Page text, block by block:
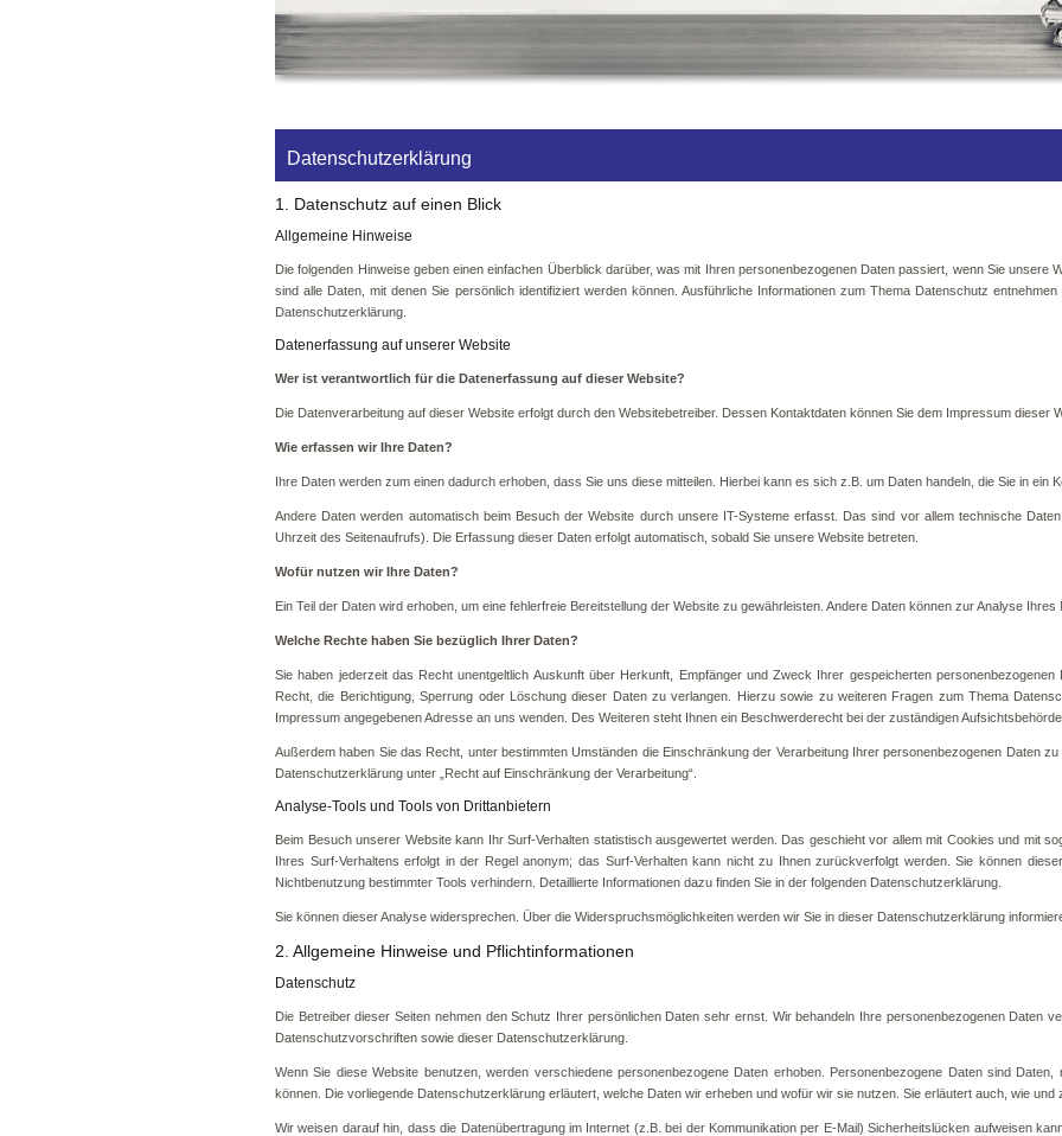
Datenschutzerklärung
1. Datenschutz auf einen Blick
Allgemeine Hinweise
Die folgenden Hinweise geben einen einfachen Überblick darüber, was mit Ihren personenbezogenen Daten passiert, wenn Sie unsere
sind alle Daten, mit denen Sie persönlich identifiziert werden können. Ausführliche Informationen zum Thema Datenschutz
Datenschutzerklärung.
Datenerfassung auf unserer Website
Wer ist verantwortlich für die Datenerfassung auf dieser Website?
Die Datenverarbeitung auf dieser Website erfolgt durch den Websitebetreiber. Dessen Kontaktdaten können Sie dem Impressum dieser
Wie erfassen wir Ihre Daten?
Ihre Daten werden zum einen dadurch erhoben, dass Sie uns diese mitteilen. Hierbei kann es sich z.B. um Daten handeln, die Sie in ein
Andere Daten werden automatisch beim Besuch der Website durch unsere IT-Systeme erfasst. Das sind vor allem technische
Uhrzeit des Seitenaufrufs). Die Erfassung dieser Daten erfolgt automatisch, sobald Sie unsere Website betreten.
Wofür nutzen wir Ihre Daten?
Ein Teil der Daten wird erhoben, um eine fehlerfreie Bereitstellung der Website zu gewährleisten. Andere Daten können zur Analyse
Welche Rechte haben Sie bezüglich Ihrer Daten?
Sie haben jederzeit das Recht unentgeltlich Auskunft über Herkunft, Empfänger und Zweck Ihrer gespeicherten
Recht, die Berichtigung, Sperrung oder Löschung dieser Daten zu verlangen. Hierzu sowie zu weiteren Fragen zum Thema
Impressum angegebenen Adresse an uns wenden. Des Weiteren steht Ihnen ein Beschwerderecht bei der zuständigen
Außerdem haben Sie das Recht, unter bestimmten Umständen die Einschränkung der Verarbeitung Ihrer personenbezogenen Daten
Datenschutzerklärung unter „Recht auf Einschränkung der Verarbeitung“.
Analyse-Tools und Tools von Drittanbietern
Beim Besuch unserer Website kann Ihr Surf-Verhalten statistisch ausgewertet werden. Das geschieht vor allem mit Cookies und mit
Ihres Surf-Verhaltens erfolgt in der Regel anonym; das Surf-Verhalten kann nicht zu Ihnen zurückverfolgt werden. Sie können
Nichtbenutzung bestimmter Tools verhindern. Detaillierte Informationen dazu finden Sie in der folgenden Datenschutzerklärung.
Sie können dieser Analyse widersprechen. Über die Widerspruchsmöglichkeiten werden wir Sie in dieser Datenschutzerklärung
2. Allgemeine Hinweise und Pflichtinformationen
Datenschutz
Die Betreiber dieser Seiten nehmen den Schutz Ihrer persönlichen Daten sehr ernst. Wir behandeln Ihre personenbezogenen Daten
Datenschutzvorschriften sowie dieser Datenschutzerklärung.
Wenn Sie diese Website benutzen, werden verschiedene personenbezogene Daten erhoben. Personenbezogene Daten sind
können. Die vorliegende Datenschutzerklärung erläutert, welche Daten wir erheben und wofür wir sie nutzen. Sie erläutert auch, wie
Wir weisen darauf hin, dass die Datenübertragung im Internet (z.B. bei der Kommunikation per E-Mail) Sicherheitslücken aufweisen